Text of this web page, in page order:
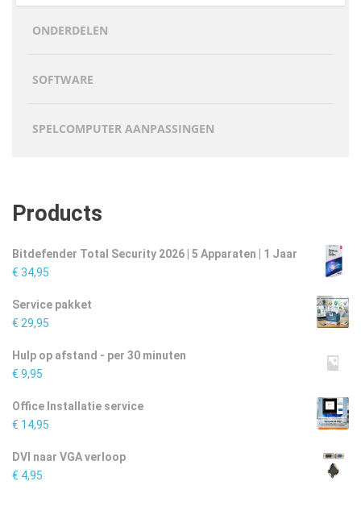
ONDERDELEN
SOFTWARE
SPELCOMPUTER AANPASSINGEN
Products
Bitdefender Total Security 2026 | 5 Apparaten | 1 Jaar
€ 34,95
Service pakket
€ 29,95
Hulp op afstand - per 30 minuten
€ 9,95
Office Installatie service
€ 14,95
DVI naar VGA verloop
€ 4,95